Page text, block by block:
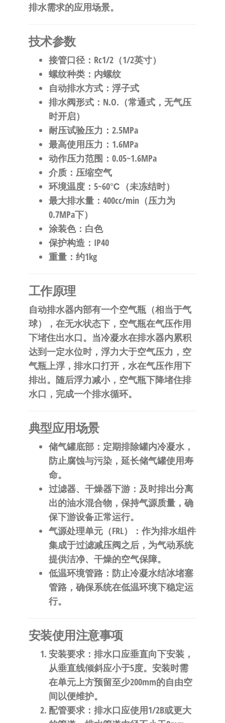
排水需求的应用场景。
技术参数
接管口径：Rc1/2（1/2英寸）
螺纹种类：内螺纹
自动排水方式：浮子式
排水阀形式：N.O.（常通式，无气压
时开启）
耐压试验压力 ：2.5MPa
最高使用压力 ：1.6MPa
动作压力范围 ：0.05~1.6MPa
介质：压缩空气
环境温度：5~60℃（未冻结时）
最大排水量：400cc/min（压力为
0.7MPa下）
涂装色：白色
保护构造：IP40
重量：约1kg
工作原理
自动排水器内部有一个空气瓶（相当于气
球），在无水状态下，空气瓶在气压作用
下堵住出水口。当冷凝水在排水器内累积
达到一定水位时，浮力大于空气压力，空
气瓶上浮，排水口打开，水在气压作用下
排出。随后浮力减小，空气瓶下降堵住排
水口，完成一个排水循环。
典型应用场景
储气罐底部：定期排除罐内冷凝水，
防止腐蚀与污染，延长储气罐使用寿
命。
过滤器、干燥器下游：及时排出分离
出的油水混合物，保持气源质量，确
保下游设备正常运行。
气源处理单元（FRL）
：作为排水组件
集成于过滤减压阀之后，为气动系统
提供洁净、干燥的空气保障。
低温环境管路：防止冷凝水结冰堵塞
管路，确保系统在低温环境下稳定运
行。
安装使用注意事项
安装要求：排水口应垂直向下安装，
从垂直线倾斜应小于5度。安装时需
在单元上方预留至少200mm的自由空
间以便维护。
配管要求：排水口应使用1/2B或更大